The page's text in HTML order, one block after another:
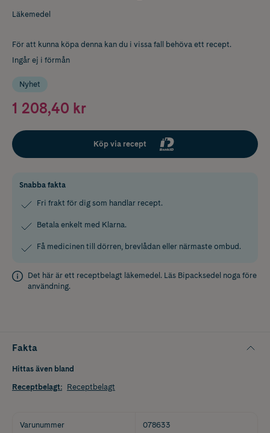
Läkemedel
För att kunna köpa denna kan du i vissa fall behöva ett recept.
Ingår ej i förmån
Nyhet
1 208,40 kr
Köp via recept
Snabba fakta
Fri frakt för dig som handlar recept.
Betala enkelt med Klarna.
Få medicinen till dörren, brevlådan eller närmaste ombud.
Det här är ett receptbelagt läkemedel. Läs Bipacksedel noga före
användning.
Fakta
Hittas även bland
Receptbelagt: Receptbelagt
Varunummer 078633